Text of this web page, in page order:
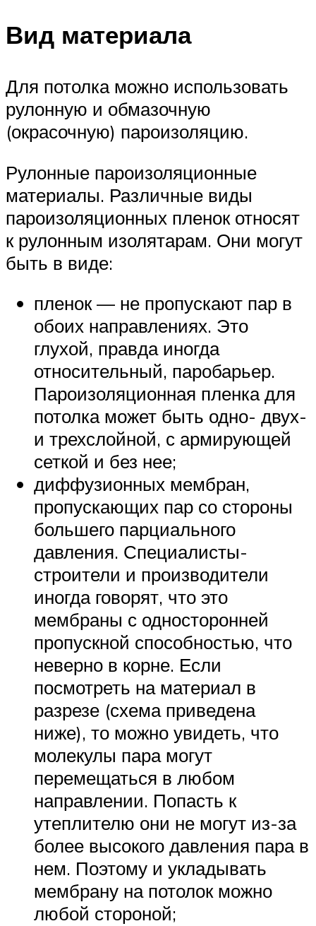
Вид материала
Для потолка можно использовать
рулонную и обмазочную
(окрасочную) пароизоляцию.
Рулонные пароизоляционные
материалы. Различные виды
пароизоляционных пленок относят
к рулонным изолятарам. Они могут
быть в виде:
пленок — не пропускают пар в
обоих направлениях. Это
глухой, правда иногда
относительный, паробарьер.
Пароизоляционная пленка для
потолка может быть одно- двух-
и трехслойной, с армирующей
сеткой и без нее;
диффузионных мембран,
пропускающих пар со стороны
большего парциального
давления. Специалисты-
строители и производители
иногда говорят, что это
мембраны с односторонней
пропускной способностью, что
неверно в корне. Если
посмотреть на материал в
разрезе (схема приведена
ниже), то можно увидеть, что
молекулы пара могут
перемещаться в любом
направлении. Попасть к
утеплителю они не могут из-за
более высокого давления пара в
нем. Поэтому и укладывать
мембрану на потолок можно
любой стороной;